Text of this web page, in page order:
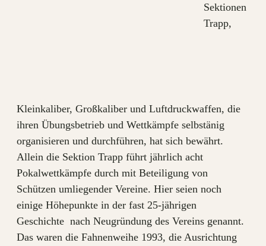
Sektionen
Trapp,
Kleinkaliber, Großkaliber und Luftdruckwaffen, die
ihren Übungsbetrieb und Wettkämpfe selbstänig
organisieren und durchführen, hat sich bewährt.
Allein die Sektion Trapp führt jährlich acht
Pokalwettkämpfe durch mit Beteiligung von
Schützen umliegender Vereine. Hier seien noch
einige Höhepunkte in der fast 25-jährigen
Geschichte nach Neugründung des Vereins genannt.
Das waren die Fahnenweihe 1993, die Ausrichtung